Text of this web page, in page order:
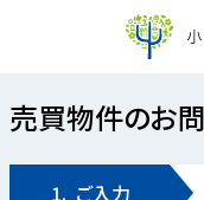
売買物件のお
1. ご入力